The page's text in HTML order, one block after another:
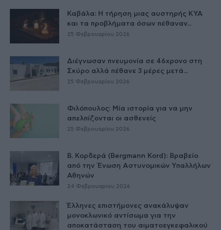
Καβάλα: Η τήρηση μιας αυστηρής ΚΥΑ
και τα προβλήματα όσων πέθαναν...
25 Φεβρουαρίου 2026
Διέγνωσαν πνευμονία σε 46χρονο στη
Σκύρο αλλά πέθανε 3 μέρες μετά...
25 Φεβρουαρίου 2026
Φιλόπουλος: Μία ιστορία για να μην
απελπίζονται οι ασθενείς
25 Φεβρουαρίου 2026
Β. Κορδερά (Bergmann Kord): Βραβείο
από την Ένωση Αστυνομικών Υπαλλήλων
Αθηνών
24 Φεβρουαρίου 2026
Έλληνες επιστήμονες ανακάλυψαν
μονοκλωνικό αντίσωμα για την
αποκατάσταση του αιματοεγκεφαλικού